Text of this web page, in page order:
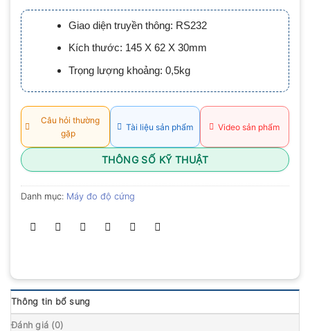
xếp
hạng
0.0
5
sao
Giao diện truyền thông: RS232
Kích thước: 145 X 62 X 30mm
Trọng lượng khoảng: 0,5kg
Câu hỏi thường
gặp
Tài liệu sản phẩm Video sản phẩm
THÔNG SỐ KỸ THUẬT
Danh mục: Máy đo độ cứng
Thông tin bổ sung
Đánh giá (0)